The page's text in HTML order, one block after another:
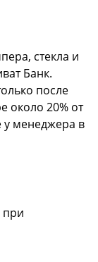
стекла и
Банк.
после
около 20% от
у менеджера в
при